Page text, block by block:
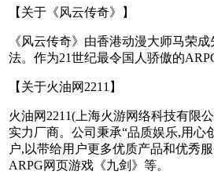
【关于《风云传奇》】
《风云传奇》由香港动漫大师马荣
法。作为21世纪最令国人骄傲的
【关于火油网2211】
火油网2211(上海火游网络科技有限
实力厂商。公司秉承“品质娱乐,用心
户,以带给用户更多优质产品和优秀
ARPG网页游戏《九剑》等。